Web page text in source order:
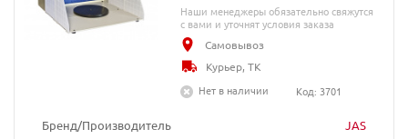
Бренд/Производитель JAS
Наши менеджеры обязательно свяжутся
с вами и уточнят условия заказа
Самовывоз
Курьер, ТК
Нет в наличии
Код: 3701